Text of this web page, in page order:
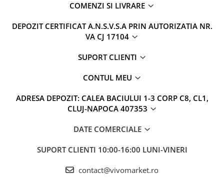
COMENZI SI LIVRARE
DEPOZIT CERTIFICAT A.N.S.V.S.A PRIN AUTORIZATIA NR.
VA CJ 17104
SUPORT CLIENTI
CONTUL MEU
ADRESA DEPOZIT: CALEA BACIULUI 1-3 CORP C8, CL1,
CLUJ-NAPOCA 407353
DATE COMERCIALE
SUPORT CLIENTI 10:00-16:00 LUNI-VINERI
contact@vivomarket.ro